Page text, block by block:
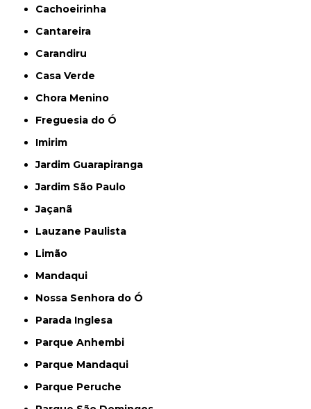
Cachoeirinha
Cantareira
Carandiru
Casa Verde
Chora Menino
Freguesia do Ó
Imirim
Jardim Guarapiranga
Jardim São Paulo
Jaçanã
Lauzane Paulista
Limão
Mandaqui
Nossa Senhora do Ó
Parada Inglesa
Parque Anhembi
Parque Mandaqui
Parque Peruche